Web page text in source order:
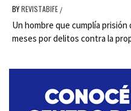
BYREVISTABIFE /
Un hombre que cumplía prisión
meses por delitos contra la